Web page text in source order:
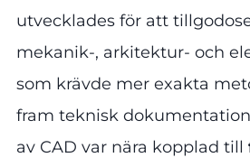
utvecklades för att
mekanik-, arkitektur- och
som krävde mer exakta
fram teknisk
av CAD var nära kopplad till